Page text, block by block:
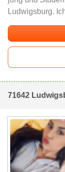
Ludwigsburg.
71642